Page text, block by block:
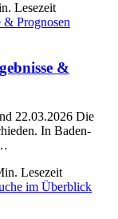
Lesezeit
&
22.03.2026 Die
In Baden-
Lesezeit